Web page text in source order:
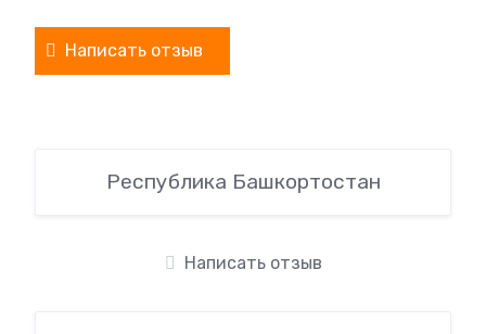
Написать отзыв
Республика Башкортостан
Написать отзыв